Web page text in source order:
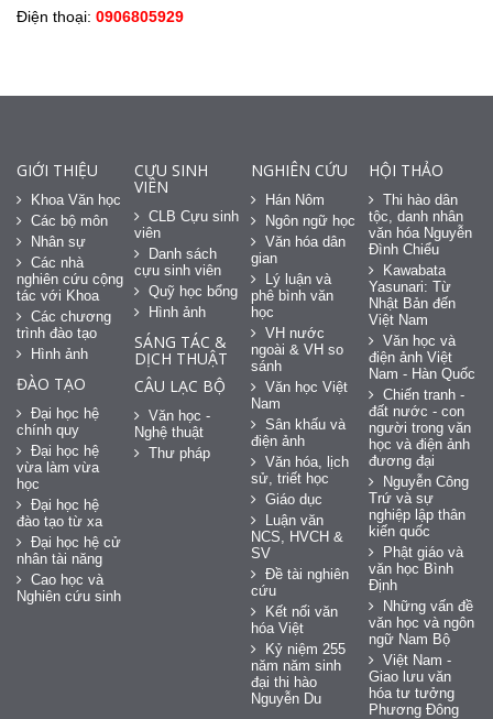
Điện thoại: 0906805929
GIỚI THIỆU
Khoa Văn học
Các bộ môn
Nhân sự
Các nhà
nghiên cứu cộng
tác với Khoa
Các chương
trình đào tạo
Hình ảnh
ĐÀO TẠO
Đại học hệ
chính quy
Đại học hệ
vừa làm vừa
học
Đại học hệ
đào tạo từ xa
Đại học hệ cử
nhân tài năng
Cao học và
Nghiên cứu sinh
CỰU SINH
VIÊN
CLB Cựu sinh
viên
Danh sách
cựu sinh viên
Quỹ học bổng
Hình ảnh
SÁNG TÁC &
DỊCH THUẬT
CÂU LẠC BỘ
Văn học -
Nghệ thuật
Thư pháp
NGHIÊN CỨU
Hán Nôm
Ngôn ngữ học
Văn hóa dân
gian
Lý luận và
phê bình văn
học
VH nước
ngoài & VH so
sánh
Văn học Việt
Nam
Sân khấu và
điện ảnh
Văn hóa, lịch
sử, triết học
Giáo dục
Luận văn
NCS, HVCH &
SV
Đề tài nghiên
cứu
Kết nối văn
hóa Việt
Kỷ niệm 255
năm năm sinh
đại thi hào
Nguyễn Du
HỘI THẢO
Thi hào dân
tộc, danh nhân
văn hóa Nguyễn
Đình Chiểu
Kawabata
Yasunari: Từ
Nhật Bản đến
Việt Nam
Văn học và
điện ảnh Việt
Nam - Hàn Quốc
Chiến tranh -
đất nước - con
người trong văn
học và điện ảnh
đương đại
Nguyễn Công
Trứ và sự
nghiệp lập thân
kiến quốc
Phật giáo và
văn học Bình
Định
Những vấn đề
văn học và ngôn
ngữ Nam Bộ
Việt Nam -
Giao lưu văn
hóa tư tưởng
Phương Đông